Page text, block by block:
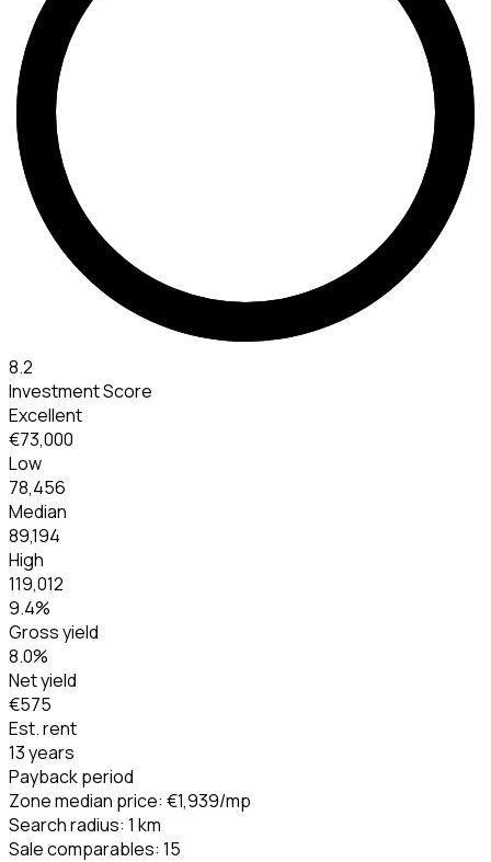
8.2
Investment Score
Excellent
€73,000
Low
78,456
Median
89,194
High
119,012
9.4%
Gross yield
8.0%
Net yield
€575
Est. rent
13 years
Payback period
Zone median price: €1,939/mp
Search radius: 1 km
Sale comparables: 15